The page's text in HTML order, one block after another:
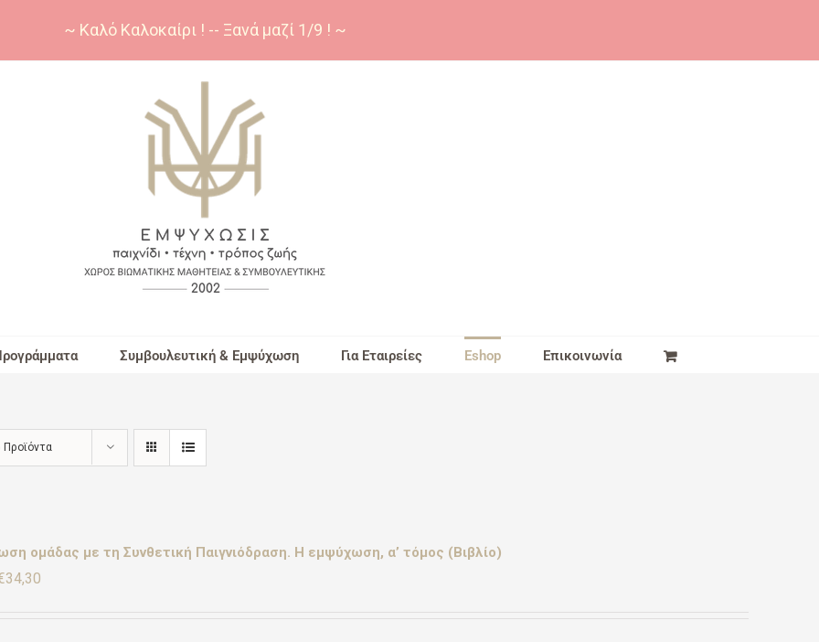
Συμβουλευτική & Εμψύχωση Για Εταιρείες Eshop Επικοινωνία
Προϊόντα
ομάδας με τη Συνθετική Παιγνιόδραση. Η εμψύχωση, α’ τόμος (Βιβλίο)
34,30
~ Καλό Καλοκαίρι ! -- Ξανά μαζί 1/9 ! ~